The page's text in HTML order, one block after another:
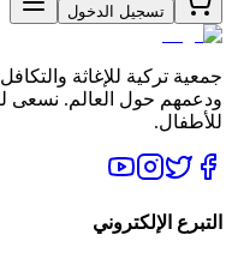
تسجيل الدخول
جمعية تركية للإغاثة
ودعمهم حول العالم. نسعى
للأطفال.
التبرع الإلكتروني